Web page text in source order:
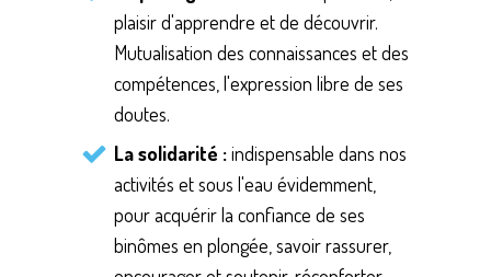
plaisir d'apprendre et de découvrir.
Mutualisation des connaissances et des
compétences, l'expression libre de ses
doutes.
La solidarité :indispensable dans nos
activités et sous l'eau évidemment,
pour acquérir la confiance de ses
binômes en plongée, savoir rassurer,